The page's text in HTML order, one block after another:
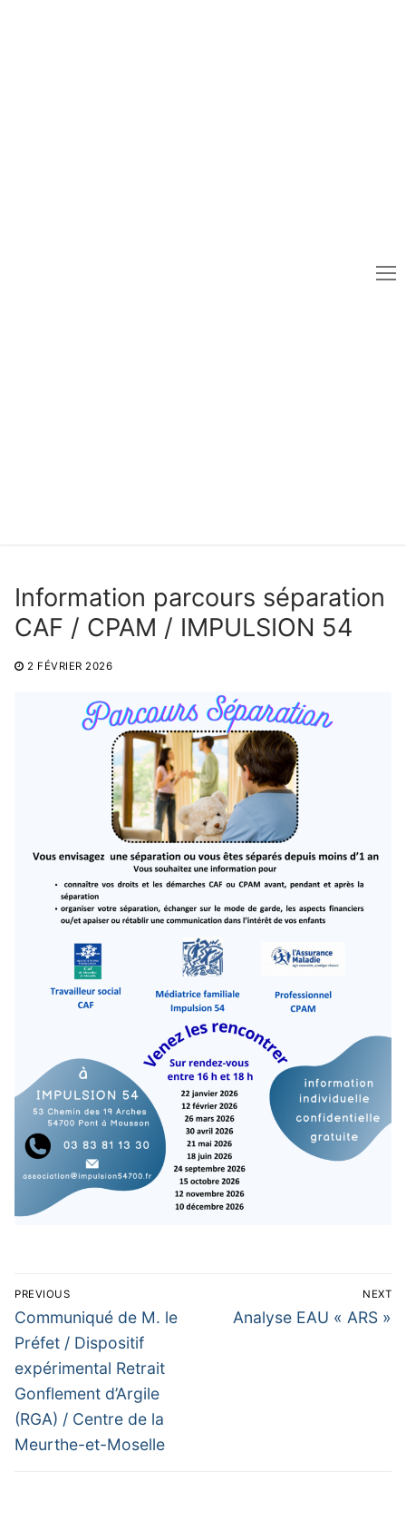
Information parcours séparation
CAF / CPAM / IMPULSION 54
2 FÉVRIER 2026
Navigation
de
l’article
PREVIOUS
Previous
post:
Communiqué de M. le
Préfet / Dispositif
expérimental Retrait
Gonflement d’Argile
(RGA) / Centre de la
Meurthe-et-Moselle
NEXT
Next
Analyse EAU « ARS »